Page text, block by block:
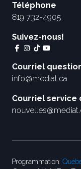
Téléphone
819 732-4905
Suivez-nous!
Courriel
info@mediat.ca
Courriel service
Programmation: